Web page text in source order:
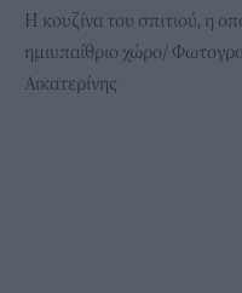
Η κουζίνα του σπιτιού, η
ημιυπαίθριο χώρο/
Αικατερίνης